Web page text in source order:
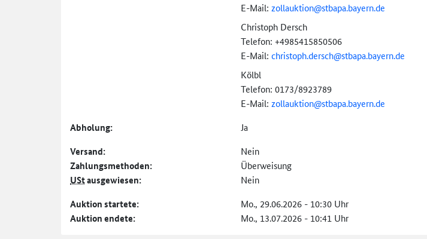
E-Mail: zollauktion@stbapa.bayern.de
Christoph Dersch
Telefon: +4985415850506
E-Mail: christoph.dersch@stbapa.bayern.de
Kölbl
Telefon: 0173/8923789
E-Mail: zollauktion@stbapa.bayern.de
Abholung: Ja
Versand: Nein
Zahlungs­methoden: Überweisung
UStausgewiesen: Nein
Auktion startete: Mo., 29.06.2026 - 10:30 Uhr
Auktion endete: Mo., 13.07.2026 - 10:41 Uhr